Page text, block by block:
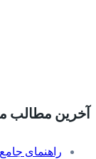
آخرین مطالب
راهنمای